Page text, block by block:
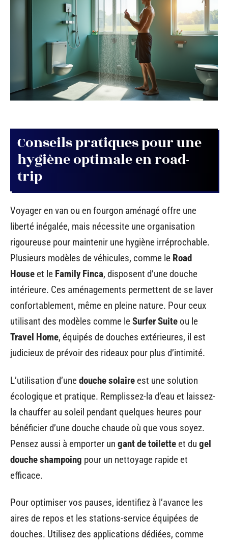
Conseils pratiques pour une
hygiène optimale en road-
trip
Voyager en van ou en fourgon aménagé offre une
liberté inégalée, mais nécessite une organisation
rigoureuse pour maintenir une hygiène irréprochable.
Plusieurs modèles de véhicules, comme le Road
House et le Family Finca, disposent d’une douche
intérieure. Ces aménagements permettent de se laver
confortablement, même en pleine nature. Pour ceux
utilisant des modèles comme leSurfer Suite ou le
Travel Home, équipés de douches extérieures, il est
judicieux de prévoir des rideaux pour plus d’intimité.
L’utilisation d’unedouche solaire est une solution
écologique et pratique. Remplissez-la d’eau et laissez-
la chauffer au soleil pendant quelques heures pour
bénéficier d’une douche chaude où que vous soyez.
Pensez aussi à emporter un gant de toilette et du gel
douche shampoing pour un nettoyage rapide et
efficace.
Pour optimiser vos pauses, identifiez à l’avance les
aires de repos et les stations-service équipées de
douches. Utilisez des applications dédiées, comme